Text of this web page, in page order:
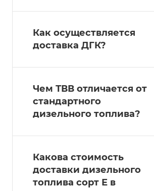
Как осуществляется
доставка ДГК?
Чем ТВВ отличается от
стандартного
дизельного топлива?
Какова стоимость
доставки дизельного
топлива сорт Е в